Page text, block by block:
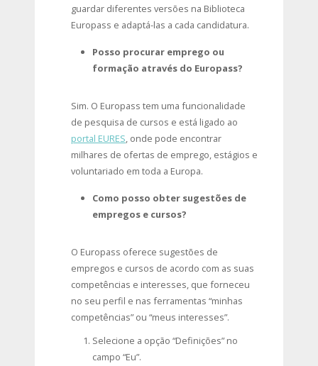
guardar diferentes versões na Biblioteca
Europass e adaptá-las a cada candidatura.
Posso procurar emprego ou
formação através do Europass?
Sim. O Europass tem uma funcionalidade
de pesquisa de cursos e está ligado ao
portal EURES, onde pode encontrar
milhares de ofertas de emprego, estágios e
voluntariado em toda a Europa.
Como posso obter sugestões de
empregos e cursos?
O Europass oferece sugestões de
empregos e cursos de acordo com as suas
competências e interesses, que forneceu
no seu perfil e nas ferramentas “minhas
competências” ou “meus interesses”.
Selecione a opção “Definições” no
campo “Eu”.